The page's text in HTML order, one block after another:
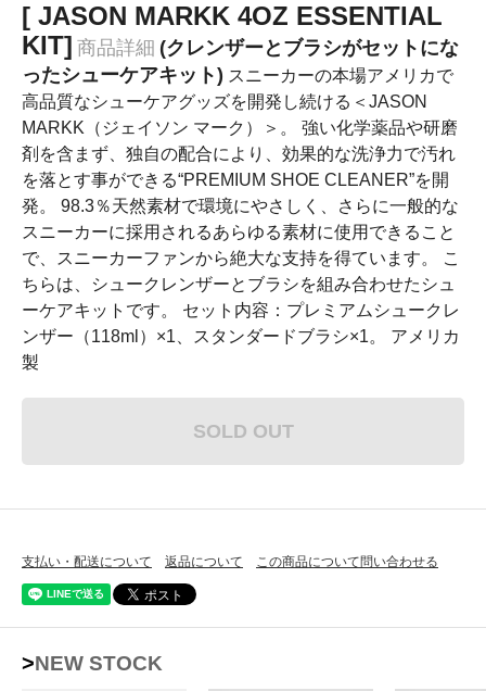
[ JASON MARKK 4OZ ESSENTIAL
KIT] 商品詳細 (クレンザーとブラシがセットにな
ったシューケアキット) スニーカーの本場アメリカで
高品質なシューケアグッズを開発し続ける＜JASON
MARKK（ジェイソン マーク）＞。 強い化学薬品や研磨
剤を含まず、独自の配合により、効果的な洗浄力で汚れ
を落とす事ができる“PREMIUM SHOE CLEANER”を開
発。 98.3％天然素材で環境にやさしく、さらに一般的な
スニーカーに採用されるあらゆる素材に使用できること
で、スニーカーファンから絶大な支持を得ています。 こ
ちらは、シュークレンザーとブラシを組み合わせたシュ
ーケアキットです。 セット内容：プレミアムシュークレ
ンザー（118ml）×1、スタンダードブラシ×1。 アメリカ
製
SOLD OUT
支払い・配送について 返品について この商品について問い合わせる
>NEW STOCK